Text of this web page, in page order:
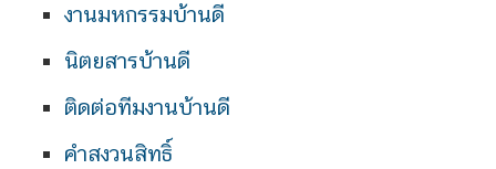
งานมหกรรมบ้านดี
นิตยสารบ้านดี
ติดต่อทีมงานบ้านดี
คำสงวนสิทธิ์